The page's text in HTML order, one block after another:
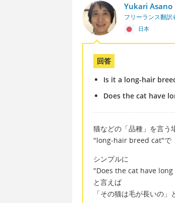
Yukari Asano
フリーランス翻訳
日本
回答
Is it a long-hair
Does the cat have
猫などの「品種」を言う
"long-hair breed cat"で
シンプルに
"Does the cat have long
と言えば
「その猫は毛が長いの